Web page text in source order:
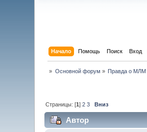
Начало Помощь Поиск Вход
» Основной форум » Правда о МЛМ
Страницы: [1]2 3 Вниз
Автор